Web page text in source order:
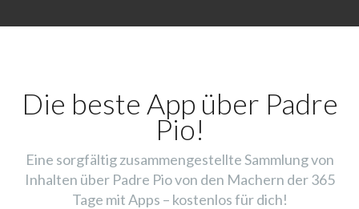
Die beste App über Padre
Pio!
Eine sorgfältig zusammengestellte Sammlung von
Inhalten über Padre Pio von den Machern der 365
Tage mit Apps – kostenlos für dich!